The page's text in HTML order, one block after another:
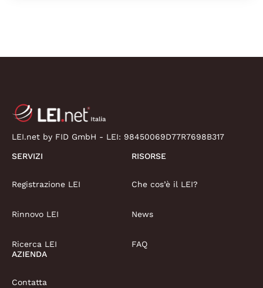
LEI.net by FID GmbH - LEI: 98450069D77R7698B317
SERVIZI
Registrazione LEI
Rinnovo LEI
Ricerca LEI
RISORSE
Che cos’è il LEI?
News
FAQ
AZIENDA
Contatta